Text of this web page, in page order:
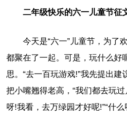
二年级快乐的六一儿童节征
今天是“六一”儿童节，为了
都聚在了一起。可是，玩什么好
思。“去一百玩游戏!”我先提出建
把小嘴翘得老高，“我们都去玩
呀!我看，去万绿园才好呢!”“什